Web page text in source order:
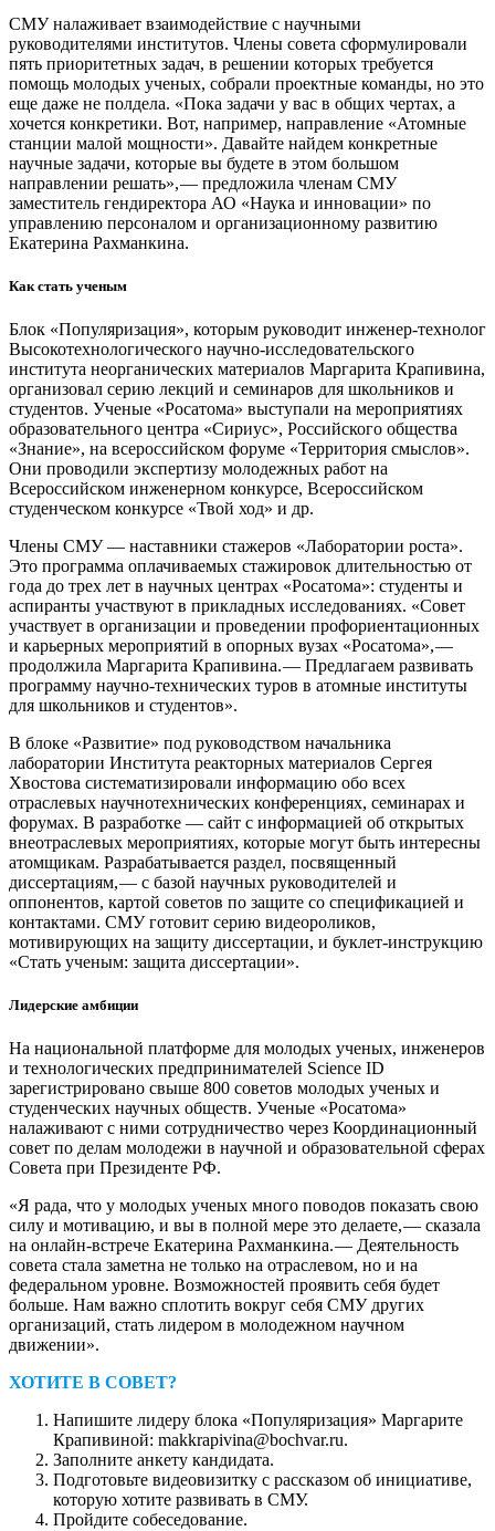
СМУ налаживает взаимодействие с научными
руководителями институтов. Члены совета сформулировали
пять приоритетных задач, в решении которых требуется
помощь молодых ученых, собрали проектные команды, но это
еще даже не полдела. «Пока задачи у вас в общих чертах, а
хочется конкретики. Вот, например, направление «Атомные
станции малой мощности». Давайте найдем конкретные
научные задачи, которые вы будете в этом большом
направлении решать», — ​предложила членам СМУ
заместитель гендиректора АО «Наука и инновации» по
управлению персоналом и организационному развитию
Екатерина Рахманкина.
Как стать ученым
Блок «Популяризация», которым руководит инженер-­технолог
Высокотехнологического научно-исследовательского
института неорганических материалов Маргарита Крапивина,
организовал серию лекций и семинаров для школьников и
студентов. Ученые «Росатома» выступали на мероприятиях
образовательного центра «Сириус», Российского общества
«Знание», на всероссийском форуме «Территория смыслов».
Они проводили экспертизу молодежных работ на
Всероссийском инженерном конкурсе, Всероссийском
студенческом конкурсе «Твой ход» и др.
Члены СМУ — ​наставники стажеров «Лаборатории роста».
Это программа оплачиваемых стажировок длительностью от
года до трех лет в научных центрах «Росатома»: студенты и
аспиранты участвуют в прикладных исследованиях. «Совет
участвует в организации и проведении профориентационных
и карьерных мероприятий в опорных вузах «Росатома», — ​
продолжила Маргарита Крапивина. — ​Предлагаем развивать
программу научно-технических туров в атомные институты
для школьников и студентов».
В блоке «Развитие» под руководством начальника
лаборатории Института реакторных материалов Сергея
Хвостова систематизировали информацию обо всех
отраслевых научно­технических конференциях, семинарах и
форумах. В разработке — ​сайт с информацией об открытых
внеотраслевых мероприятиях, которые могут быть интересны
атомщикам. Разрабатывается раздел, посвященный
диссертациям, — ​с базой научных руководителей и
оппонентов, картой советов по защите со спецификацией и
контактами. СМУ готовит серию видеороликов,
мотивирующих на защиту диссертации, и буклет-инструкцию
«Стать ученым: защита диссертации».
Лидерские амбиции
На национальной платформе для молодых ученых, инженеров
и технологических предпринимателей Science ID
зарегистрировано свыше 800 советов молодых ученых и
студенческих научных обществ. Ученые «Росатома»
налаживают с ними сотрудничество через Координационный
совет по делам молодежи в научной и образовательной сферах
Совета при Президенте РФ.
«Я рада, что у молодых ученых много поводов показать свою
силу и мотивацию, и вы в полной мере это делаете, — ​сказала
на онлайн-­встрече Екатерина Рахманкина. — ​Деятельность
совета стала заметна не только на отраслевом, но и на
федеральном уровне. Возможностей проявить себя будет
больше. Нам важно сплотить вокруг себя СМУ других
организаций, стать лидером в молодежном научном
движении».
ХОТИТЕ В СОВЕТ?
Напишите лидеру блока «Популяризация» Маргарите
Крапивиной: makkrapivina@bochvar.ru.
Заполните анкету кандидата.
Подготовьте видеовизитку с рассказом об инициативе,
которую хотите развивать в СМУ.
Пройдите собеседование.